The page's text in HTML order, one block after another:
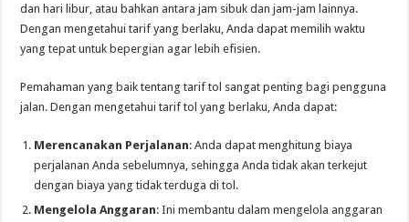
dan hari libur, atau bahkan antara jam sibuk dan jam-jam lainnya.
Dengan mengetahui tarif yang berlaku, Anda dapat memilih waktu
yang tepat untuk bepergian agar lebih efisien.
Pemahaman yang baik tentang tarif tol sangat penting bagi pengguna
jalan. Dengan mengetahui tarif tol yang berlaku, Anda dapat:
Merencanakan Perjalanan: Anda dapat menghitung biaya
perjalanan Anda sebelumnya, sehingga Anda tidak akan terkejut
dengan biaya yang tidak terduga di tol.
Mengelola Anggaran: Ini membantu dalam mengelola anggaran